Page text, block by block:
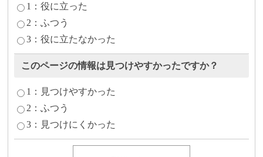
1：役に立った
2：ふつう
3：役に立たなかった
このページの情報は見つけやすかったですか？
1：見つけやすかった
2：ふつう
3：見つけにくかった